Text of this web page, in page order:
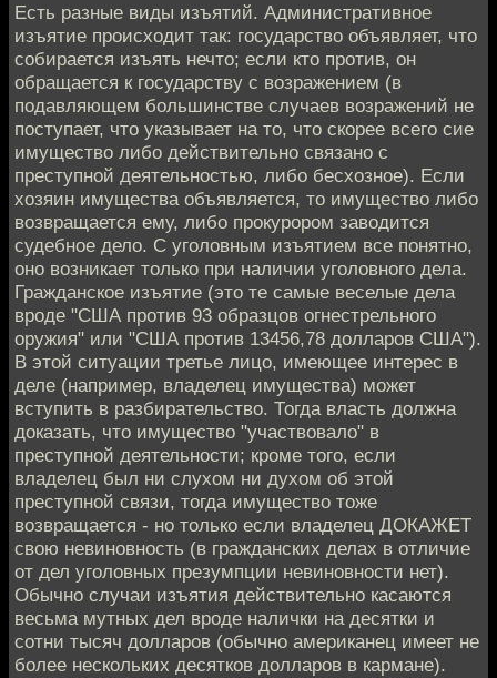
Есть разные виды изъятий. Административное
изъятие происходит так: государство объявляет, что
собирается изъять нечто; если кто против, он
обращается к государству с возражением (в
подавляющем большинстве случаев возражений не
поступает, что указывает на то, что скорее всего сие
имущество либо действительно связано с
преступной деятельностью, либо бесхозное). Если
хозяин имущества объявляется, то имущество либо
возвращается ему, либо прокурором заводится
судебное дело. С уголовным изъятием все понятно,
оно возникает только при наличии уголовного дела.
Гражданское изъятие (это те самые веселые дела
вроде "США против 93 образцов огнестрельного
оружия" или "США против 13456,78 долларов США").
В этой ситуации третье лицо, имеющее интерес в
деле (например, владелец имущества) может
вступить в разбирательство. Тогда власть должна
доказать, что имущество "участвовало" в
преступной деятельности; кроме того, если
владелец был ни слухом ни духом об этой
преступной связи, тогда имущество тоже
возвращается - но только если владелец ДОКАЖЕТ
свою невиновность (в гражданских делах в отличие
от дел уголовных презумпции невиновности нет).
Обычно случаи изъятия действительно касаются
весьма мутных дел вроде налички на десятки и
сотни тысяч долларов (обычно американец имеет не
более нескольких десятков долларов в кармане).